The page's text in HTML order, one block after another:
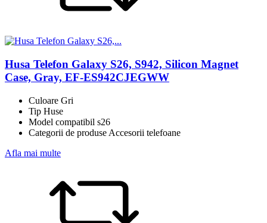
Husa Telefon Galaxy S26, S942, Silicon Magnet
Case, Gray, EF-ES942CJEGWW
Culoare Gri
Tip Huse
Model compatibil s26
Categorii de produse Accesorii telefoane
Afla mai multe